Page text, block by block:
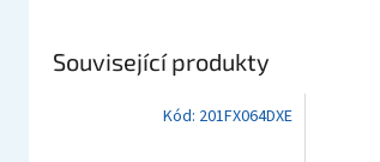
Související produkty
Kód: 201FX064DXE